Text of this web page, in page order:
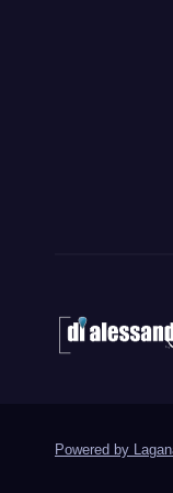
Powered by